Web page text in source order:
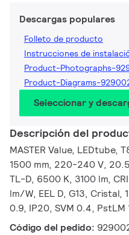
Descargas populares
Folleto de producto
Instrucciones de
Product-Photographs-
Product-Diagrams-
Seleccionar y
Descripción del
MASTER Value, LEDtube,
1500 mm, 220-240 V,
TL-D, 6500 K, 3100 lm,
lm/W, EEL D, G13, Cristal,
0.9, IP20, SVM 0.4, PstLM
Código del pedido: